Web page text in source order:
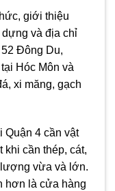
giới thiệu
dựng và địa chỉ
Đông Du,
Hóc Môn và
xi măng, gạch
Quận 4 cần vật
khi cần thép, cát,
vừa và lớn.
hơn là cửa hàng